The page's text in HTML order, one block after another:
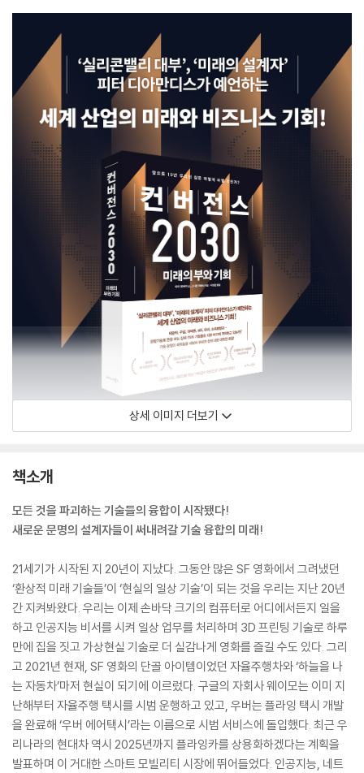
상세 이미지 더보기
책소개
모든 것을 파괴하는 기술들의 융합이 시작됐다!
새로운 문명의 설계자들이 써내려갈 기술 융합의 미래!
21세기가 시작된 지 20년이 지났다. 그동안 많은 SF 영화에서 그려냈던
‘환상적 미래 기술들’이 ‘현실의 일상 기술’이 되는 것을 우리는 지난 20년
간 지켜봐왔다. 우리는 이제 손바닥 크기의 컴퓨터로 어디에서든지 일을
하고 인공지능 비서를 시켜 일상 업무를 처리하며 3D 프린팅 기술로 하루
만에 집을 짓고 가상현실 기술로 더 실감나게 영화를 즐길 수도 있다. 그리
고 2021년 현재, SF 영화의 단골 아이템이었던 자율주행차와 ‘하늘을 나
는 자동차’마저 현실이 되기에 이르렀다. 구글의 자회사 웨이모는 이미 지
난해부터 자율주행 택시를 시범 운행하고 있고, 우버는 플라잉 택시 개발
을 완료해 ‘우버 에어택시’라는 이름으로 시범 서비스에 돌입했다. 최근 우
리나라의 현대차 역시 2025년까지 플라잉카를 상용화하겠다는 계획을
발표하며 이 거대한 스마트 모빌리티 시장에 뛰어들었다. 인공지능, 네트